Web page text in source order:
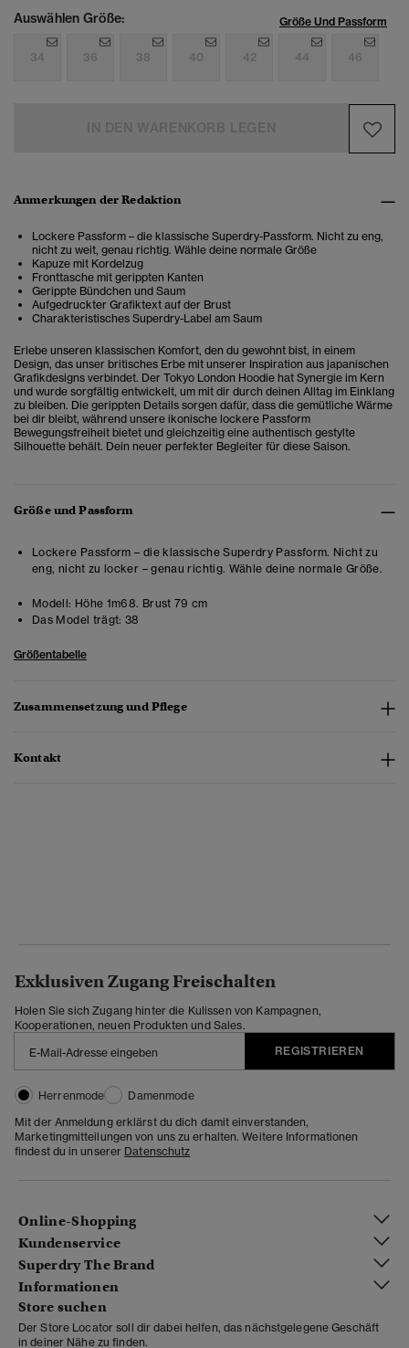
Auswählen Größe: Größe Und Passform
34 36 38 40 42 44 46
Anmerkungen der Redaktion
Lockere Passform – die klassische Superdry-Passform. Nicht zu eng,
nicht zu weit, genau richtig. Wähle deine normale Größe
Kapuze mit Kordelzug
Fronttasche mit gerippten Kanten
Gerippte Bündchen und Saum
Aufgedruckter Grafiktext auf der Brust
Charakteristisches Superdry-Label am Saum
Erlebe unseren klassischen Komfort, den du gewohnt bist, in einem
Design, das unser britisches Erbe mit unserer Inspiration aus japanischen
Grafikdesigns verbindet. Der Tokyo London Hoodie hat Synergie im Kern
und wurde sorgfältig entwickelt, um mit dir durch deinen Alltag im Einklang
zu bleiben. Die gerippten Details sorgen dafür, dass die gemütliche Wärme
bei dir bleibt, während unsere ikonische lockere Passform
Bewegungsfreiheit bietet und gleichzeitig eine authentisch gestylte
Silhouette behält. Dein neuer perfekter Begleiter für diese Saison.
Größe und Passform
Lockere Passform – die klassische Superdry Passform. Nicht zu
eng, nicht zu locker – genau richtig. Wähle deine normale Größe.
Modell: Höhe 1m68. Brust 79 cm
Das Model trägt: 38
Größentabelle
Zusammensetzung und Pflege
Kontakt
Exklusiven Zugang Freischalten
Holen Sie sich Zugang hinter die Kulissen von Kampagnen,
Kooperationen, neuen Produkten und Sales.
REGISTRIEREN
Herrenmode
Damenmode
Mit der Anmeldung erklärst du dich damit einverstanden,
Marketingmitteilungen von uns zu erhalten. Weitere Informationen
findest du in unserer Datenschutz
Online-Shopping
Kundenservice
Superdry The Brand
Informationen
Store suchen
Der Store Locator soll dir dabei helfen, das nächstgelegene Geschäft
in deiner Nähe zu finden.